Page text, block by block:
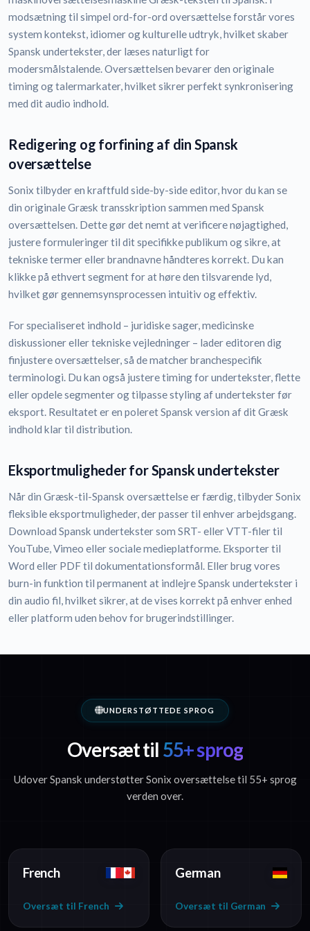
modsætning til simpel ord-for-ord oversættelse forstår vores
system kontekst, idiomer og kulturelle udtryk, hvilket skaber
Spansk undertekster, der læses naturligt for
modersmålstalende. Oversættelsen bevarer den originale
timing og talermarkater, hvilket sikrer perfekt synkronisering
med dit audio indhold.
Redigering og forfining af din Spansk
oversættelse
Sonix tilbyder en kraftfuld side-by-side editor, hvor du kan se
din originale Græsk transskription sammen med Spansk
oversættelsen. Dette gør det nemt at verificere nøjagtighed,
justere formuleringer til dit specifikke publikum og sikre, at
tekniske termer eller brandnavne håndteres korrekt. Du kan
klikke på ethvert segment for at høre den tilsvarende lyd,
hvilket gør gennemsynsprocessen intuitiv og effektiv.
For specialiseret indhold – juridiske sager, medicinske
diskussioner eller tekniske vejledninger – lader editoren dig
finjustere oversættelser, så de matcher branchespecifik
terminologi. Du kan også justere timing for undertekster, flette
eller opdele segmenter og tilpasse styling af undertekster før
eksport. Resultatet er en poleret Spansk version af dit Græsk
indhold klar til distribution.
Eksportmuligheder for Spansk undertekster
Når din Græsk-til-Spansk oversættelse er færdig, tilbyder Sonix
fleksible eksportmuligheder, der passer til enhver arbejdsgang.
Download Spansk undertekster som SRT- eller VTT-filer til
YouTube, Vimeo eller sociale medieplatforme. Eksporter til
Word eller PDF til dokumentationsformål. Eller brug vores
burn-in funktion til permanent at indlejre Spansk undertekster i
din audio fil, hvilket sikrer, at de vises korrekt på enhver enhed
eller platform uden behov for brugerindstillinger.
UNDERSTØTTEDE SPROG
Oversæt til 55+ sprog
Udover Spansk understøtter Sonix oversættelse til 55+ sprog
verden over.
French
Oversæt til French
German
Oversæt til German